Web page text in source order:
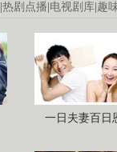
热剧点播 电视剧库 趣
一日夫妻百日